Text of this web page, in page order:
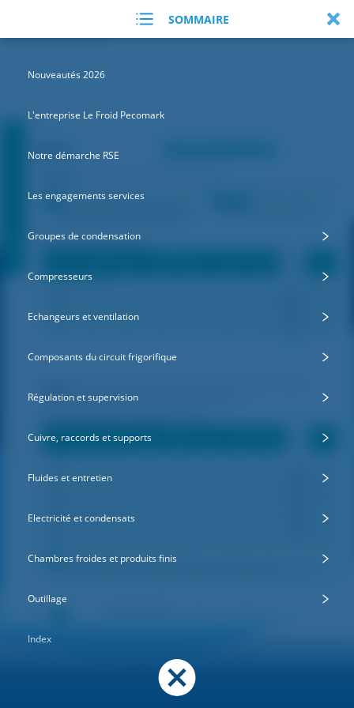
SOMMAIRE
Nouveautés 2026
L'entreprise Le Froid Pecomark
Notre démarche RSE
Les engagements services
Groupes de condensation
Compresseurs
Echangeurs et ventilation
Composants du circuit frigorifique
Régulation et supervision
Cuivre, raccords et supports
Fluides et entretien
Electricité et condensats
Chambres froides et produits finis
Outillage
Index